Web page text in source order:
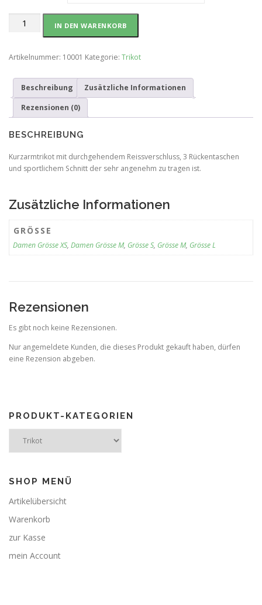
n
l
c
P
r
e
s
w
:
C
H
F
1
0
l
e
r
s
t
C
H
8
9
.
0
.
Trikot
IN DEN WARENKORB
Artikelnummer: 10001 Kategorie: Trikot
Beschreibung Zusätzliche Informationen
Rezensionen (0)
BESCHREIBUNG
Kurzarmtrikot mit durchgehendem Reissverschluss, 3 Rückentaschen
und sportlichem Schnitt der sehr angenehm zu tragen ist.
Zusätzliche Informationen
GRÖSSE
Damen Grösse XS,Damen Grösse M, Grösse S, Grösse M, Grösse L
Rezensionen
Es gibt noch keine Rezensionen.
Nur angemeldete Kunden, die dieses Produkt gekauft haben, dürfen
eine Rezension abgeben.
PRODUKT-KATEGORIEN
SHOP MENÜ
Artikelübersicht
Warenkorb
zur Kasse
mein Account